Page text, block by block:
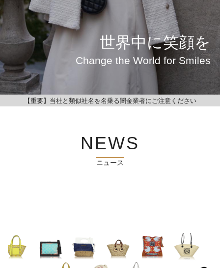
世界中に笑顔を
Change the World for Smiles
【重要】当社と類似社名を名乗る闇金業者にご注意ください
NEWS
ニュース